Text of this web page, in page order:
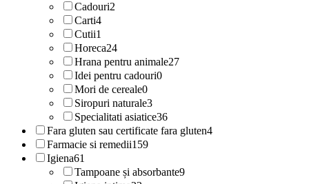
Cadouri2
Carti4
Cutii1
Horeca24
Hrana pentru animale27
Idei pentru cadouri0
Mori de cereale0
Siropuri naturale3
Specialitati asiatice36
Fara gluten sau certificate fara gluten4
Farmacie si remedii159
Igiena61
Tampoane și absorbante9